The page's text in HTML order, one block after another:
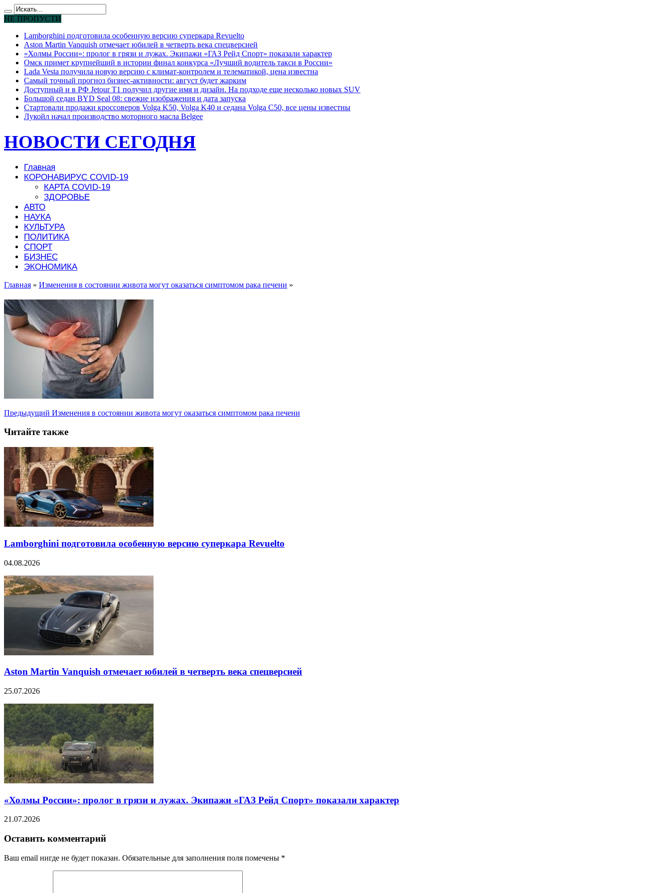
НЕ ПРОПУСТИ
Lamborghini подготовила особенную версию суперкара Revuelto
Aston Martin Vanquish отмечает юбилей в четверть века спецверсией
«Холмы России»: пролог в грязи и лужах. Экипажи «ГАЗ Рейд Спорт» показали характер
Омск примет крупнейший в истории финал конкурса «Лучший водитель такси в России»
Lada Vesta получила новую версию с климат-контролем и телематикой, цена известна
Самый точный прогноз бизнес-активности: август будет жарким
Доступный и в РФ Jetour T1 получил другие имя и дизайн. На подходе еще несколько новых SUV
Большой седан BYD Seal 08: свежие изображения и дата запуска
Стартовали продажи кроссоверов Volga K50, Volga K40 и седана Volga C50, все цены известны
Лукойл начал производство моторного масла Belgee
НОВОСТИ СЕГОДНЯ
Главная
КОРОНАВИРУС COVID-19
КАРТА COVID-19
ЗДОРОВЬЕ
АВТО
НАУКА
КУЛЬТУРА
ПОЛИТИКА
СПОРТ
БИЗНЕС
ЭКОНОМИКА
Главная » Изменения в состоянии живота могут оказаться симптомом рака печени »
Предыдущий Изменения в состоянии живота могут оказаться симптомом рака печени
Читайте также
Lamborghini подготовила особенную версию суперкара Revuelto
04.08.2026
Aston Martin Vanquish отмечает юбилей в четверть века спецверсией
25.07.2026
«Холмы России»: пролог в грязи и лужах. Экипажи «ГАЗ Рейд Спорт» показали характер
21.07.2026
Оставить комментарий
Ваш email нигде не будет показан. Обязательные для заполнения поля помечены *